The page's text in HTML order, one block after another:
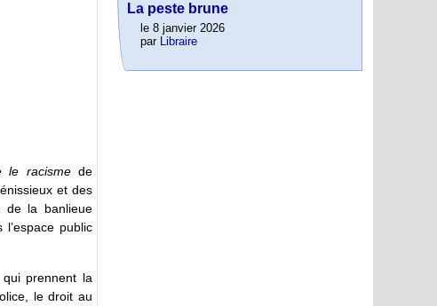
le racismede
et des
de la banlieue
l’espace public
prennent la
le droit au
La peste brune
le 8 janvier 2026
par Libraire